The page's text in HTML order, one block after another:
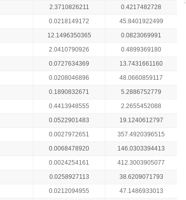
2.3710826211
0.4217482728
0.0218149172
45.8401922499
12.1496350365
0.0823069991
2.0410790926
0.4899369180
0.0727634369
13.7431661160
0.0208046896
48.0660859117
0.1890832671
5.2886752779
0.4413948555
2.2655452088
0.0522901483
19.1240612797
0.0027972651
357.4920396515
0.0068478920
146.0303394413
0.0024254161
412.3003905077
0.0258927113
38.6209071793
0.0212094955
47.1486933013